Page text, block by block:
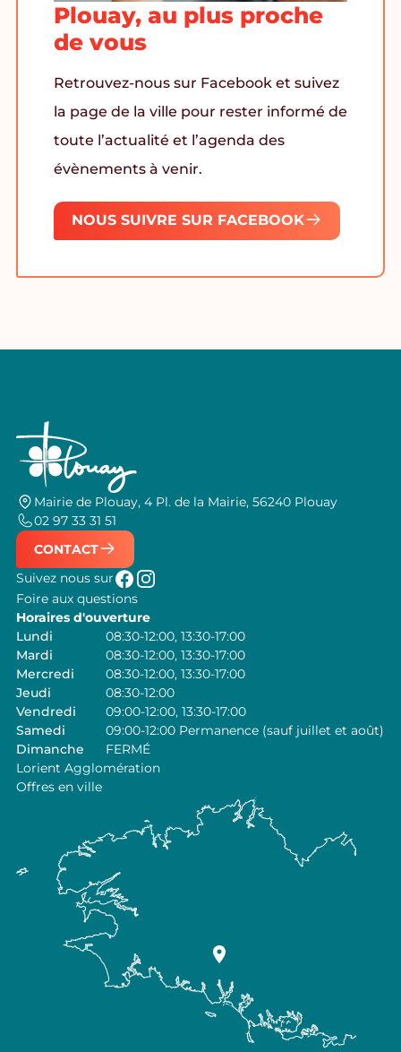
Plouay, au plus proche
de vous
Retrouvez-nous sur Facebook et suivez
la page de la ville pour rester informé de
toute l’actualité et l’agenda des
évènements à venir.
NOUS SUIVRE SUR FACEBOOK
Mairie de Plouay, 4 Pl. de la Mairie, 56240 Plouay
02 97 33 31 51
CONTACT
Suivez nous sur
Foire aux questions
Horaires d'ouverture
Lundi
08:30-12:00, 13:30-17:00
Mardi
08:30-12:00, 13:30-17:00
Mercredi
08:30-12:00, 13:30-17:00
Jeudi
08:30-12:00
Vendredi
09:00-12:00, 13:30-17:00
Samedi
09:00-12:00 Permanence (sauf juillet et août)
Dimanche
FERMÉ
Lorient Agglomération
Offres en ville